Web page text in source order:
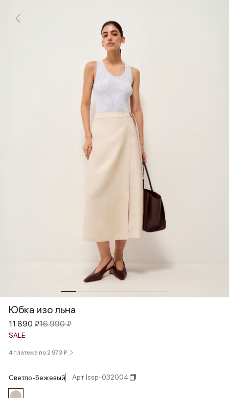
Юбка изо льна
11 890 ₽16 990 ₽
SALE
4 платежа по 2 973 ₽
светло-бежевый Арт.lssp-032004